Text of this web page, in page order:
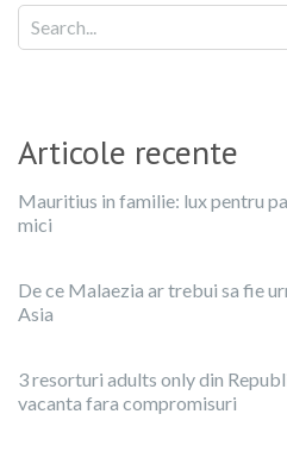
Articole recente
Mauritius in familie: lux pentru
mici
De ce Malaezia ar trebui sa fie
Asia
3 resorturi adults only din
vacanta fara compromisuri